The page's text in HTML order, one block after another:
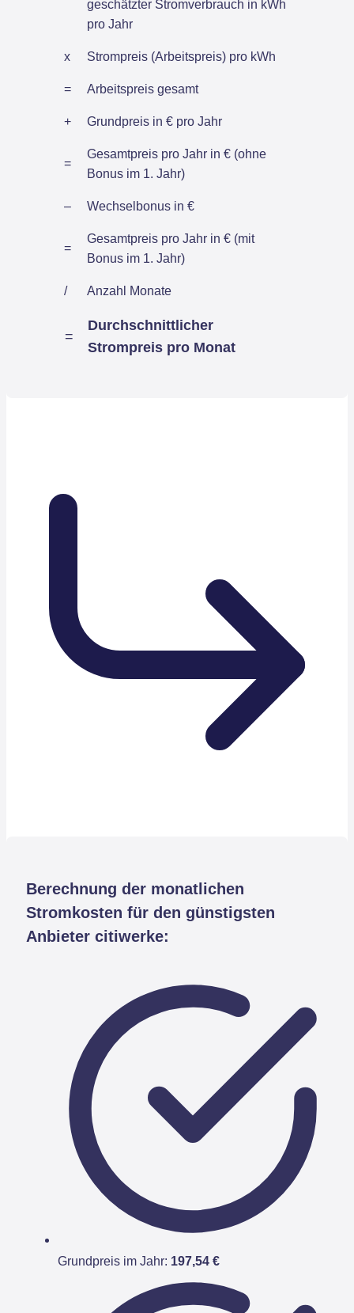
geschätzter Stromverbrauch in kWh
pro Jahr
x Strompreis (Arbeitspreis) pro kWh
= Arbeitspreis gesamt
+ Grundpreis in € pro Jahr
=
Gesamtpreis pro Jahr in € (ohne
Bonus im 1. Jahr)
– Wechselbonus in €
=
Gesamtpreis pro Jahr in € (mit
Bonus im 1. Jahr)
/ Anzahl Monate
=
Durchschnittlicher
Strompreis pro Monat
Berechnung der monatlichen
Stromkosten für den günstigsten
Anbieter citiwerke:
Grundpreis im Jahr: 197,54 €